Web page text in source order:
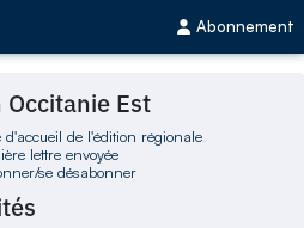
Abonnement
Occitanie Est
d'accueil de l'édition régionale
lettre envoyée
se désabonner